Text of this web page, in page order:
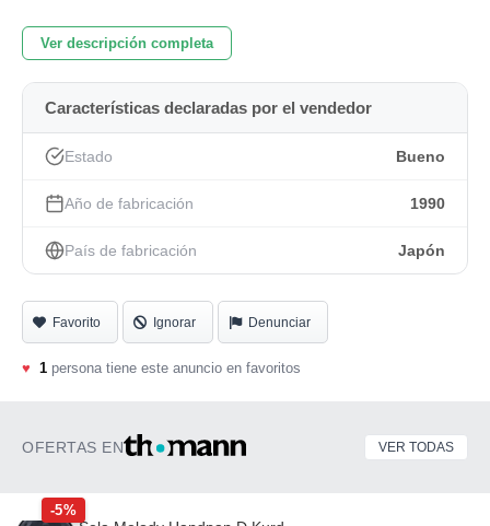
Difícil de encontrar.
- Acabado en madera natural con vetas marcadas.
- Herrajes metálicos plateados
Tom de 8x7 con Star-cast en otro anuncio.
Ver descripción completa
Características declaradas por el vendedor
Estado Bueno
Año de fabricación 1990
País de fabricación Japón
Favorito Ignorar Denunciar
♥ 1 persona tiene este anuncio en favoritos
OFERTAS EN VER TODAS
-5%